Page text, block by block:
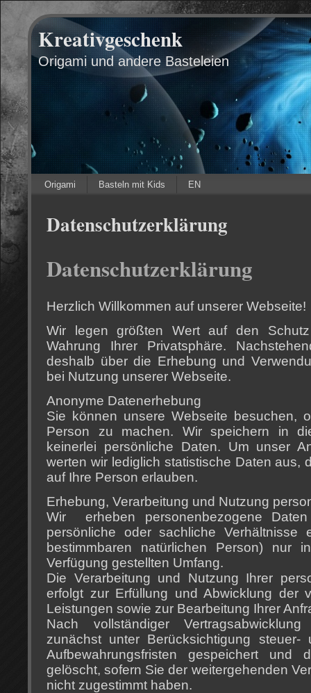
Kreativgeschenk
Origami und andere Basteleien
Origami Basteln mit Kids EN
Datenschutzerklärung
Datenschutzerklärung
Herzlich Willkommen auf unserer Webseite!
Wir legen größten Wert auf den
Wahrung Ihrer Privatsphäre.
deshalb über die Erhebung und
bei Nutzung unserer Webseite.
Anonyme Datenerhebung
Sie können unsere Webseite besuchen,
Person zu machen. Wir speichern in
keinerlei persönliche Daten. Um unser
werten wir lediglich statistische Daten aus,
auf Ihre Person erlauben.
Erhebung, Verarbeitung und Nutzung
Wir erheben personenbezogene
persönliche oder sachliche Verhältnisse
bestimmbaren natürlichen Person) nur
Verfügung gestellten Umfang.
Die Verarbeitung und Nutzung Ihrer
erfolgt zur Erfüllung und Abwicklung der
Leistungen sowie zur Bearbeitung Ihrer
Nach vollständiger
zunächst unter Berücksichtigung steuer-
Aufbewahrungsfristen gespeichert und
gelöscht, sofern Sie der weitergehenden
nicht zugestimmt haben.